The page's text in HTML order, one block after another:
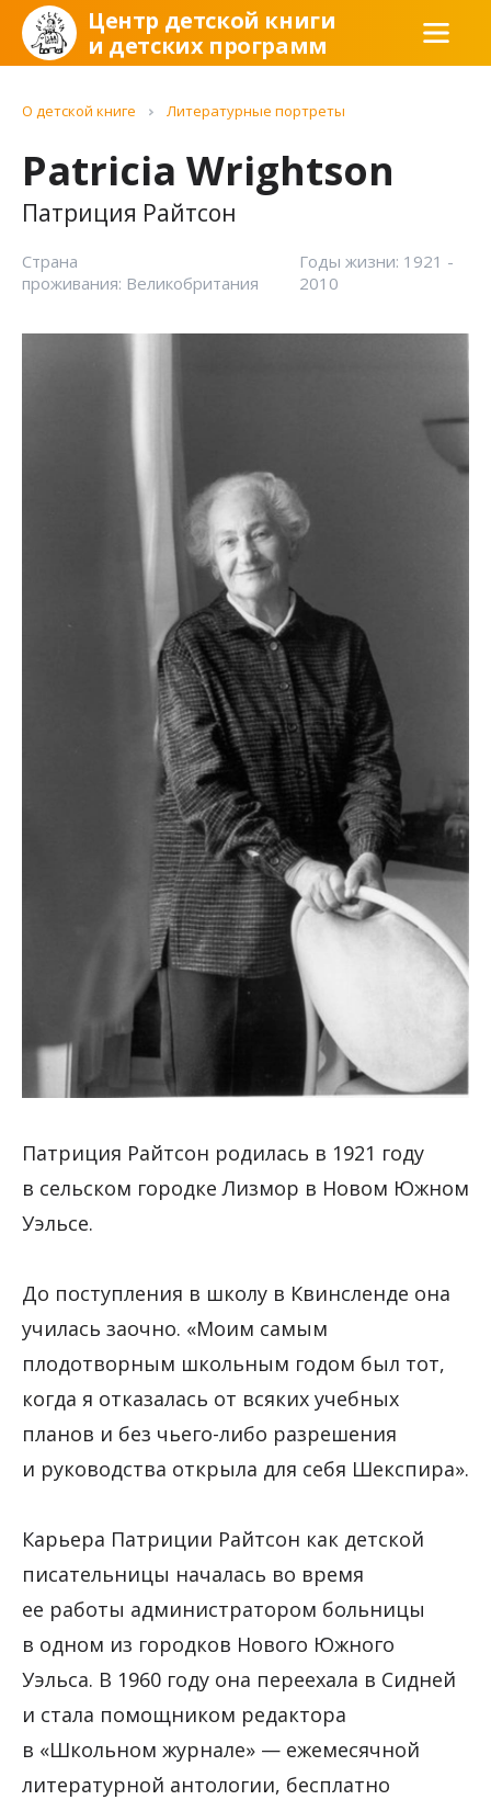
Центр детской книги
и детских программ
О детской книге Литературные портреты
Patricia Wrightson
Патриция Райтсон
Страна
проживания: Великобритания
Годы жизни: 1921 -
2010
Патриция Райтсон родилась в 1921 году
в сельском городке Лизмор в Новом Южном
Уэльсе.
До поступления в школу в Квинсленде она
училась заочно. «Моим самым
плодотворным школьным годом был тот,
когда я отказалась от всяких учебных
планов и без чьего-либо разрешения
и руководства открыла для себя Шекспира».
Карьера Патриции Райтсон как детской
писательницы началась во время
ее работы администратором больницы
в одном из городков Нового Южного
Уэльса. В 1960 году она переехала в Сидней
и стала помощником редактора
в «Школьном журнале» — ежемесячной
литературной антологии, бесплатно